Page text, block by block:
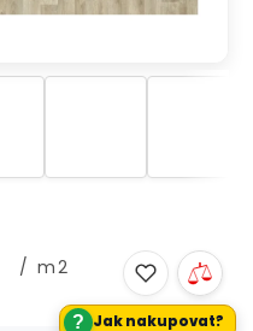
/ m2
? Jak nakupovat?